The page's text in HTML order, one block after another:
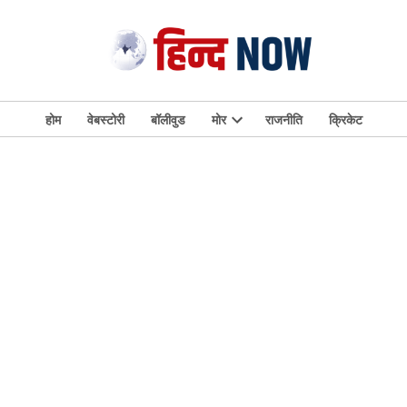
होम वेबस्टोरी बॉलीवुड मोर
Open
राजनीति क्रिकेट